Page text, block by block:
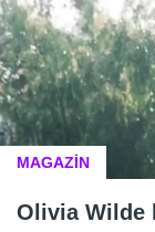
MAGAZİN
Olivia Wilde